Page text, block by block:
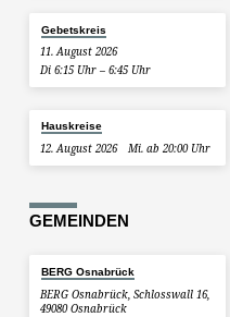
Gebetskreis
11. August 2026
Di 6:15 Uhr – 6:45 Uhr
Hauskreise
12. August 2026 Mi. ab 20:00 Uhr
GEMEINDEN
BERG Osnabrück
BERG Osnabrück, Schlosswall 16,
49080 Osnabrück